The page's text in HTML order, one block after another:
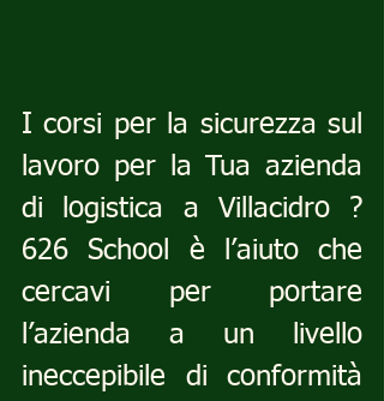
I corsi per la sicurezza sul
lavoro per la Tua azienda
di logistica a Villacidro ?
626 School è l’aiuto che
cercavi per portare
l’azienda a un livello
ineccepibile di conformità